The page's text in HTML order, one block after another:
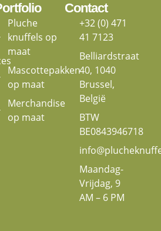
Pluche
knuffels op
maat
Mascottepakken
op maat
Merchandise
op maat
Contact
+32 (0) 471
41 7123
Belliardstraat
40, 1040
Brussel,
België
BTW
BE0843946718
Maandag-
Vrijdag, 9
AM – 6 PM